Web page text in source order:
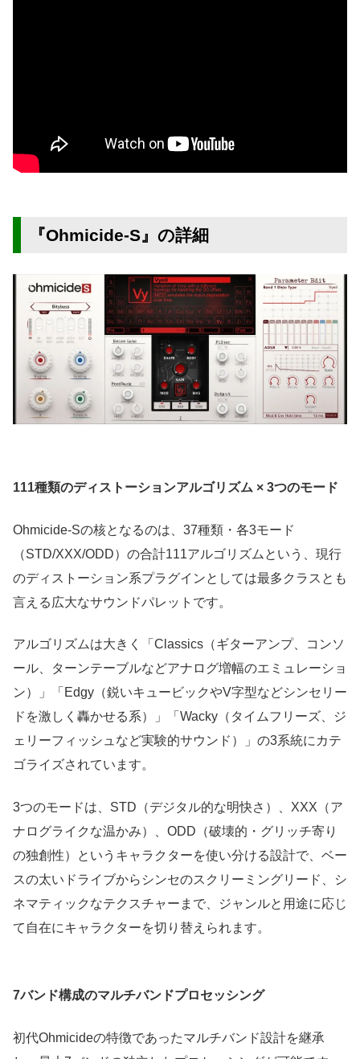
『Ohmicide-S』の詳細
111種類のディストーションアルゴリズム × 3つのモード
Ohmicide-Sの核となるのは、37種類・各3モード
（STD/XXX/ODD）の合計111アルゴリズムという、現行
のディストーション系プラグインとしては最多クラスとも
言える広大なサウンドパレットです。
アルゴリズムは大きく「Classics（ギターアンプ、コンソ
ール、ターンテーブルなどアナログ増幅のエミュレーショ
ン）」「Edgy（鋭いキュービックやV字型などシンセリー
ドを激しく轟かせる系）」「Wacky（タイムフリーズ、ジ
ェリーフィッシュなど実験的サウンド）」の3系統にカテ
ゴライズされています。
3つのモードは、STD（デジタル的な明快さ）、XXX（ア
ナログライクな温かみ）、ODD（破壊的・グリッチ寄り
の独創性）というキャラクターを使い分ける設計で、ベー
スの太いドライブからシンセのスクリーミングリード、シ
ネマティックなテクスチャーまで、ジャンルと用途に応じ
て自在にキャラクターを切り替えられます。
7バンド構成のマルチバンドプロセッシング
初代Ohmicideの特徴であったマルチバンド設計を継承